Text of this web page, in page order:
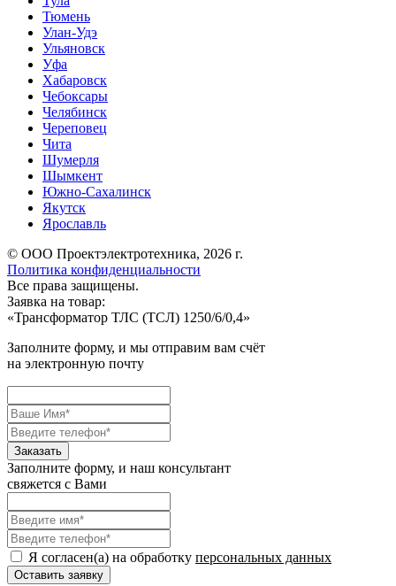
Тюмень
Улан-Удэ
Ульяновск
Уфа
Хабаровск
Чебоксары
Челябинск
Череповец
Чита
Шумерля
Шымкент
Южно-Сахалинск
Якутск
Ярославль
© ООО Проектэлектротехника, 2026 г.
Политика конфиденциальности
Все права защищены.
Заявка на товар:
«Трансформатор ТЛС (ТСЛ) 1250/6/0,4»
Заполните форму, и мы отправим вам счёт
на электронную почту
Заполните форму, и наш консультант
свяжется с Вами
Я согласен(а) на обработку персональных данных